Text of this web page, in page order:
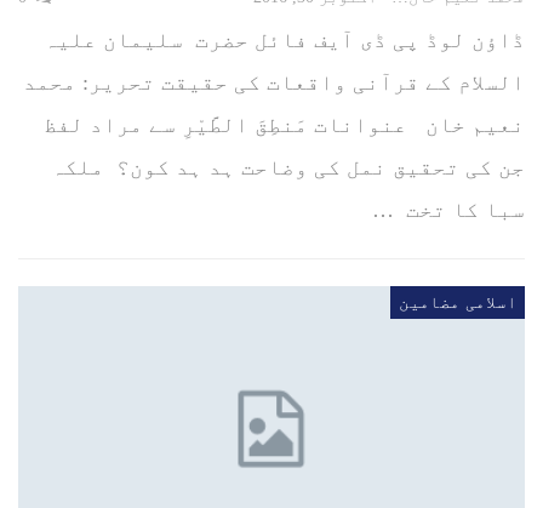
ڈاؤن لوڈ پی ڈی آیف فائل حضرت سلیمان علیہ
السلام کے قرآنی واقعات کی حقیقت تحریر: محمد
نعیم خان عنوانات مَنطِقَ الطَّيْرِ سے مراد لفظ
جن کی تحقیق نمل کی وضاحت ہد ہد کون؟ ملکہ
سبا کا تخت …
اسلامی مضامین